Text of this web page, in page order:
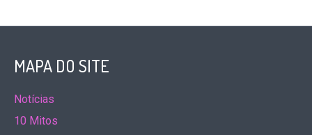
MAPA DO SITE
Notícias
10 Mitos